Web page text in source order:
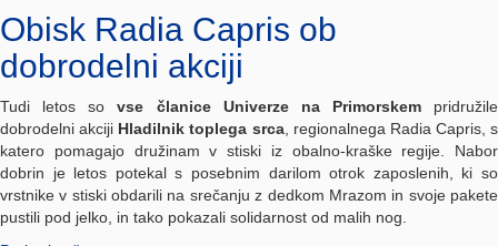
Obisk Radia Capris ob
dobrodelni akciji
Tudi letos sovse članice Univerze na Primorskempridružile
dobrodelni akciji Hladilnik toplega srca, regionalnega Radia Capris, s
katero pomagajo družinam v stiski iz obalno-kraške regije. Nabor
dobrin je letos potekal s posebnim darilom otrok zaposlenih, ki so
vrstnike v stiski obdarili na srečanju z dedkom Mrazom in svoje pakete
pustili pod jelko, in tako pokazali solidarnost od malih nog.